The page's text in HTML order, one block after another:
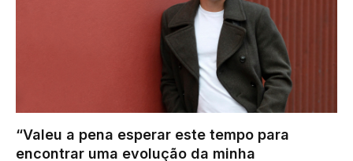
“Valeu a pena esperar este tempo para
encontrar uma evolução da minha